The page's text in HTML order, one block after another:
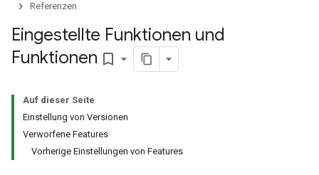
Referenzen
Eingestellte Funktionen und
Funktionen bookmark_border
Auf dieser Seite
Einstellung von Versionen
Verworfene Features
Vorherige Einstellungen von Features